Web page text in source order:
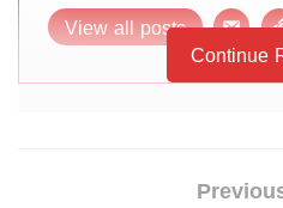
View all posts
Continue